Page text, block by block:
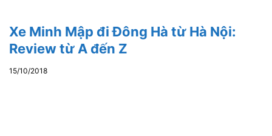
Xe Minh Mập đi Đông Hà từ Hà Nội:
Review từ A đến Z
15/10/2018